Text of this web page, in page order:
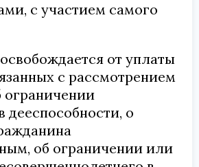
с участием самого
от уплаты
с рассмотрением
ограничении
дееспособности, о
об ограничении или